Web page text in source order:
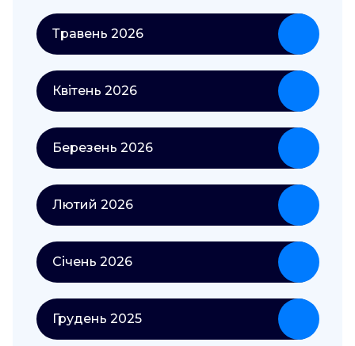
Травень 2026
Квітень 2026
Березень 2026
Лютий 2026
Січень 2026
Грудень 2025